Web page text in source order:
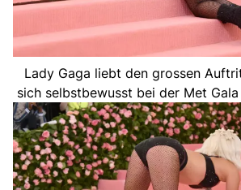
Lady Gaga liebt den grossen
sich selbstbewusst bei der Met